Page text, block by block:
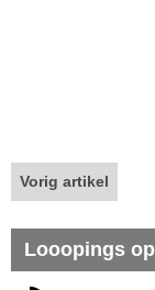
Vorig artikel
Looopings